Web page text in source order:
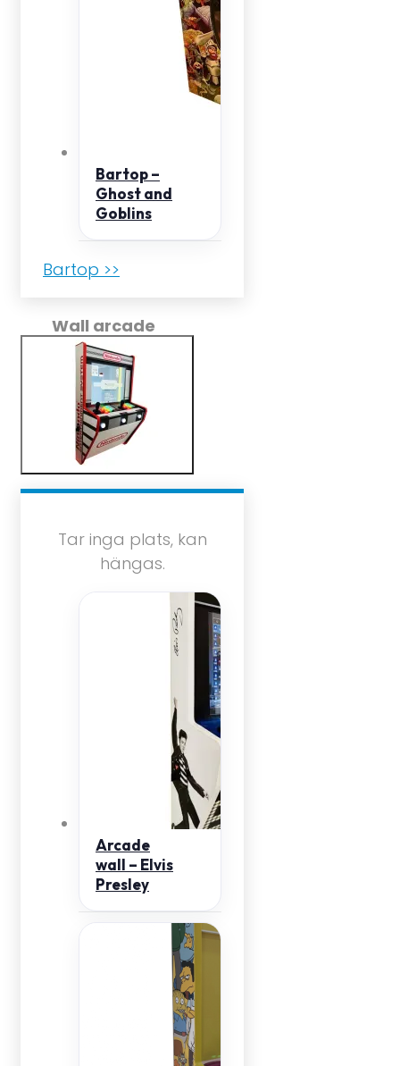
Bartop –
Ghost and
Goblins
Bartop >>
Wall arcade
Tar inga plats, kan
hängas.
Arcade
wall – Elvis
Presley